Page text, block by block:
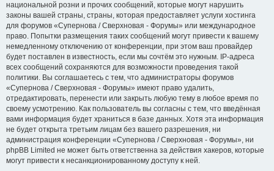
национальной розни и прочих сообщений, которые могут нарушить
законы вашей страны, страны, которая предоставляет услуги хостинга
для форумов «Супернова / Сверхновая - Форумы» или международное
право. Попытки размещения таких сообщений могут привести к вашему
немедленному отключению от конференции, при этом ваш провайдер
будет поставлен в известность, если мы сочтём это нужным. IP-адреса
всех сообщений сохраняются для возможности проведения такой
политики. Вы соглашаетесь с тем, что администраторы форумов
«Супернова / Сверхновая - Форумы» имеют право удалить,
отредактировать, перенести или закрыть любую тему в любое время по
своему усмотрению. Как пользователь вы согласны с тем, что введённая
вами информация будет храниться в базе данных. Хотя эта информация
не будет открыта третьим лицам без вашего разрешения, ни
администрация конференции «Супернова / Сверхновая - Форумы», ни
phpBB Limited не может быть ответственна за действия хакеров, которые
могут привести к несанкционированному доступу к ней.